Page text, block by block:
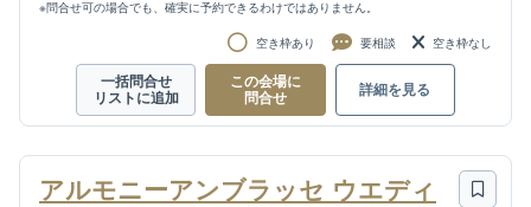
※問合せ可の場合でも、確実に予約できるわけではありません。
空き枠あり 要相談 空き枠なし
一括問合せ
リストに追加
この会場に
問合せ
詳細を見る
アルモニーアンブラッセ ウエディ